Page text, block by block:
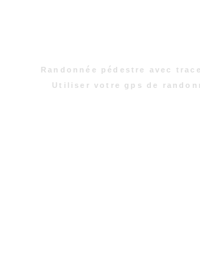
Randonnée pédestre avec
Utiliser votre gps de